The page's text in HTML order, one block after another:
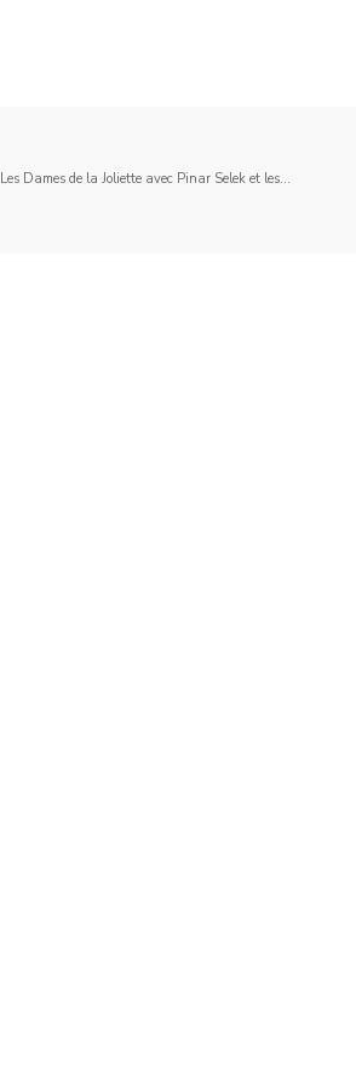
Les Dames de la Joliette avec Pinar Selek et les...